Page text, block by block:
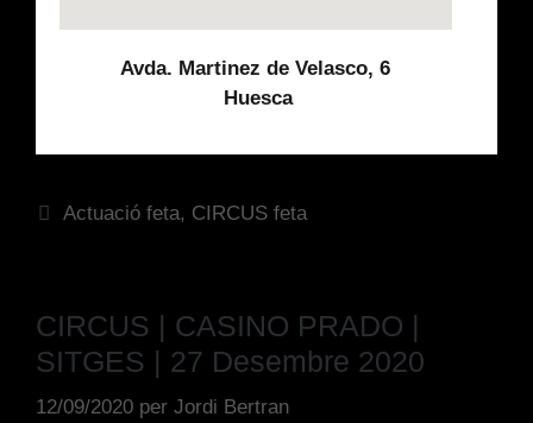
Avda. Martinez de Velasco, 6
Huesca
Actuació feta, CIRCUS feta
CIRCUS | CASINO PRADO |
SITGES | 27 Desembre 2020
12/09/2020 per Jordi Bertran